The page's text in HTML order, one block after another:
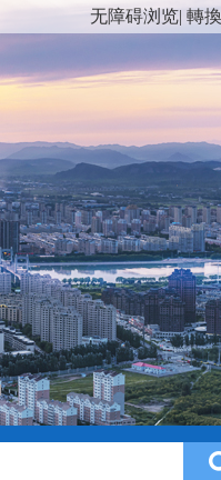
无障碍浏览| 轉